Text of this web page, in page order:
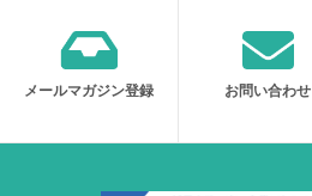
メールマガジン登録 お問い合わせ